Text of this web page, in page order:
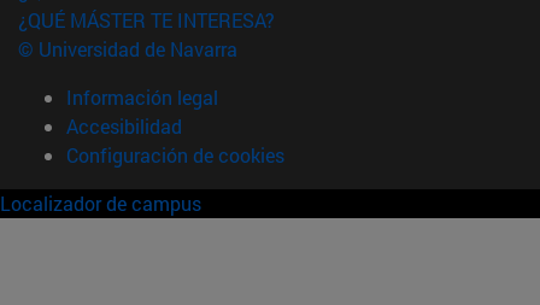
¿QUÉ MÁSTER TE INTERESA?
© Universidad de Navarra
Información legal
Accesibilidad
Configuración de cookies
Localizador de campus